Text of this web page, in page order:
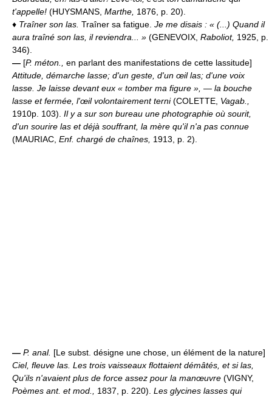
t'appelle! (HUYSMANS, Marthe, 1876, p. 20).
♦ Traîner son las. Traîner sa fatigue. Je me disais : « (...) Quand il
aura traîné son las, il reviendra... » (GENEVOIX, Raboliot, 1925, p.
346).
— [P. méton., en parlant des manifestations de cette lassitude]
Attitude, démarche lasse; d'un geste, d'un œil las; d'une voix
lasse. Je laisse devant eux « tomber ma figure », — la bouche
lasse et fermée, l'œil volontairement terni(COLETTE, Vagab.,
1910p. 103). Il y a sur son bureau une photographie où sourit,
d'un sourire las et déjà souffrant, la mère qu'il n'a pas connue
(MAURIAC, Enf. chargé de chaînes, 1913, p. 2).
— P. anal. [Le subst. désigne une chose, un élément de la nature]
Ciel, fleuve las. Les trois vaisseaux flottaient démâtés, et si las,
Qu'ils n'avaient plus de force assez pour la manœuvre (VIGNY,
Poèmes ant. et mod., 1837, p. 220). Les glycines lasses qui